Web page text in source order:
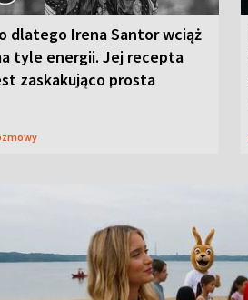
dlatego Irena Santor wciąż
tyle energii. Jej recepta
zaskakująco prosta